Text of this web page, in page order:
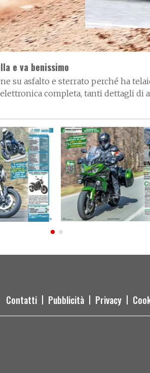
e va benissimo
su asfalto e sterrato perché ha
completa, tanti dettagli di
Contatti Pubblicità Privacy